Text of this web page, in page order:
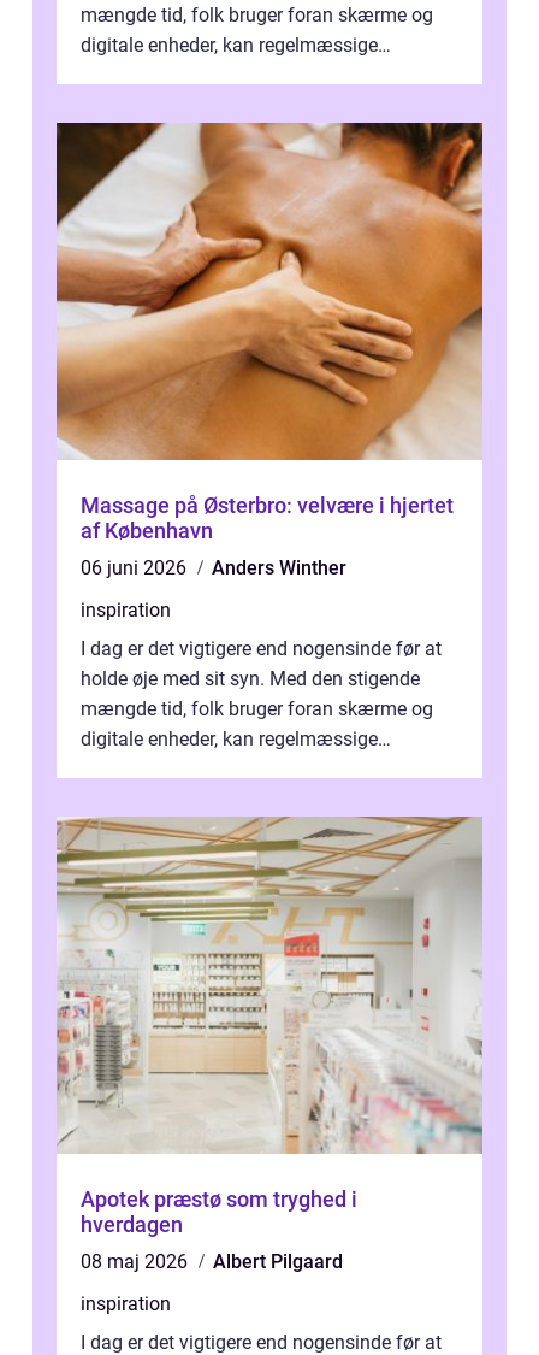
mængde tid, folk bruger foran skærme og
digitale enheder, kan regelmæssige
Massage på Østerbro: velvære i hjertet
af København
06 juni 2026
Anders Winther
inspiration
I dag er det vigtigere end nogensinde før at
holde øje med sit syn. Med den stigende
mængde tid, folk bruger foran skærme og
digitale enheder, kan regelmæssige
Apotek præstø som tryghed i
hverdagen
08 maj 2026
Albert Pilgaard
inspiration
I dag er det vigtigere end nogensinde før at